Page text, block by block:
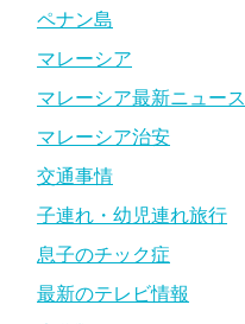
ペナン島
マレーシア
マレーシア最新ニュース
マレーシア治安
交通事情
子連れ・幼児連れ旅行
息子のチック症
最新のテレビ情報